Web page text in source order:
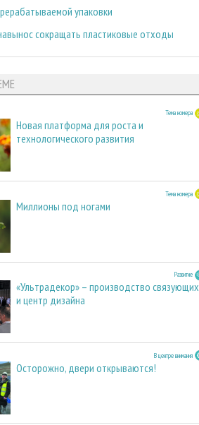
упаковки
сокращать пластиковые отходы
Тема номера
Новая платформа для роста и
технологического развития
Тема номера
Миллионы под ногами
Развитие
«Ультрадекор» – производство связующих
и центр дизайна
В центре внимания
Осторожно, двери открываются!